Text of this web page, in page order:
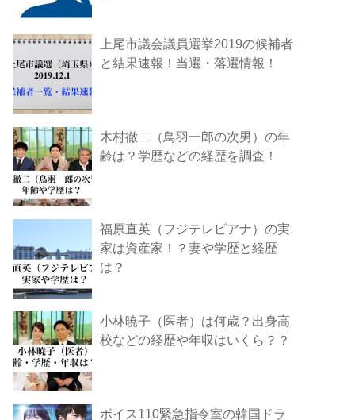
上尾市議会議員選挙2019の候補者
と結果速報！当選・落選情報！
木村徹二（鳥羽一郎の次男）の年
齢は？学歴などの経歴を調査！
福原直英（フジテレビアナ）の実
家は資産家！？妻や学歴と経歴
は？
小林暁子（医者）は何歳？出身高
校などの経歴や年収はいくら？？
ボイス110緊急指令室の韓国ドラ